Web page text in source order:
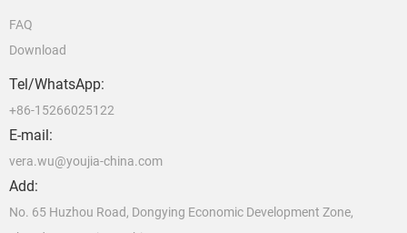
FAQ
Download
Tel/WhatsApp:
+86-15266025122
E-mail:
vera.wu@youjia-china.com
Add:
No. 65 Huzhou Road, Dongying Economic Development Zone,